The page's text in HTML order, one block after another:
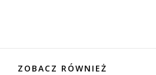
ZOBACZ RÓWNIEŻ